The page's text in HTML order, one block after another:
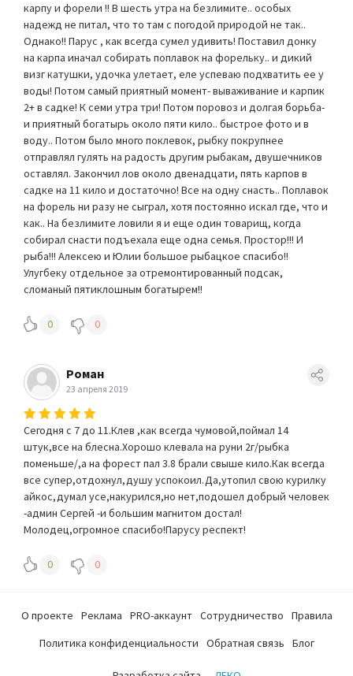
карпу и форели !! В шесть утра на безлимите.. особых
надежд не питал, что то там с погодой природой не так..
Однако!! Парус , как всегда сумел удивить! Поставил донку
на карпа иначал собирать поплавок на форельку.. и дикий
визг катушки, удочка улетает, еле успеваю подхватить ее у
воды! Потом самый приятный момент- вываживание и карпик
2+ в садке! К семи утра три! Потом поровоз и долгая борьба-
и приятный богатырь около пяти кило.. быстрое фото и в
воду.. Потом было много поклевок, рыбку покрупнее
отправлял гулять на радость другим рыбакам, двушечников
оставлял. Закончил лов около двенадцати, пять карпов в
садке на 11 кило и достаточно! Все на одну снасть.. Поплавок
на форель ни разу не сыграл, хотя постоянно искал где, что и
как.. На безлимите ловили я и еще один товарищ, когда
собирал снасти подъехала еще одна семья. Простор!!! И
рыба!!! Алексею и Юлии большое рыбацкое спасибо!!
Улугбеку отдельное за отремонтированный подсак,
сломаный пятиклошным богатырем!!
0 0
Роман
23 апреля 2019
Сегодня с 7 до 11.Клев ,как всегда чумовой,поймал 14
штук,все на блесна.Хорошо клевала на руни 2г/рыбка
поменьше/,а на форест пал 3.8 брали свыше кило.Как всегда
все супер,отдохнул,душу успокоил.Да,утопил свою курилку
айкос,думал усе,накурился,но нет,подошел добрый человек
-админ Сергей -и большим магнитом достал!
Молодец,огромное спасибо!Парусу респект!
0 0
О проекте Реклама PRO-аккаунт Сотрудничество
Правила
Политика конфиденциальности
Обратная связь Блог